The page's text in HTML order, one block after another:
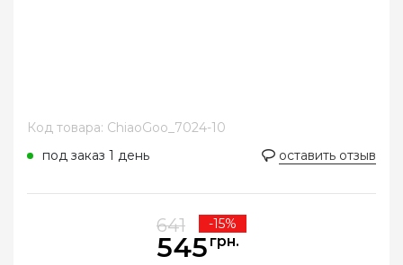
Код товара: ChiaoGoo_7024-10
под заказ 1 день
оставить отзыв
641 -15%
545 грн.